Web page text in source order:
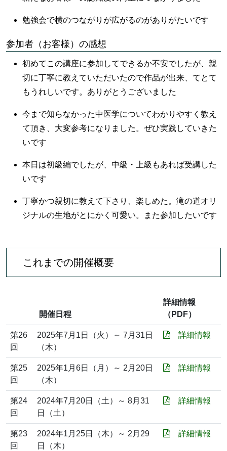
勉強会で横のつながりが広がるのがありがたいです
参加者（お客様）の感想
初めてこの講座に参加してできるか不安でしたが、親
切に丁寧に教えていただいたので作品が出来、てとて
もうれしいです。ありがとうございました
今まで知らなかった中医学についてわかりやすく教え
て頂き、大変参考になりました。ぜひ実践していきた
いです
本日は初級編でしたが、中級・上級もあれば受講した
いです
丁寧かつ親切に教えて下さり、楽しめた。滝の道オリ
ジナルの生地がとにかく可愛い。また参加したいです
これまでの開催概要
開催日程
詳細情報
（PDF）
第26
回
2025年7月1日（火）～ 7月31日
（木）
詳細情報
第25
回
2025年1月6日（月）～ 2月20日
（木）
詳細情報
第24
回
2024年7月20日（土）～ 8月31
日（土）
詳細情報
第23
回
2024年1月25日（木）～ 2月29
日（木）
詳細情報